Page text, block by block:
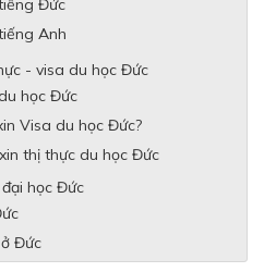
Đức
Anh
- visa du học Đức
học Đức
Visa du học Đức?
thị thực du học Đức
học Đức
Đức